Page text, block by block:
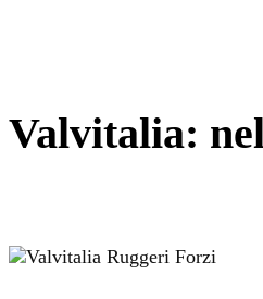
Valvitalia: